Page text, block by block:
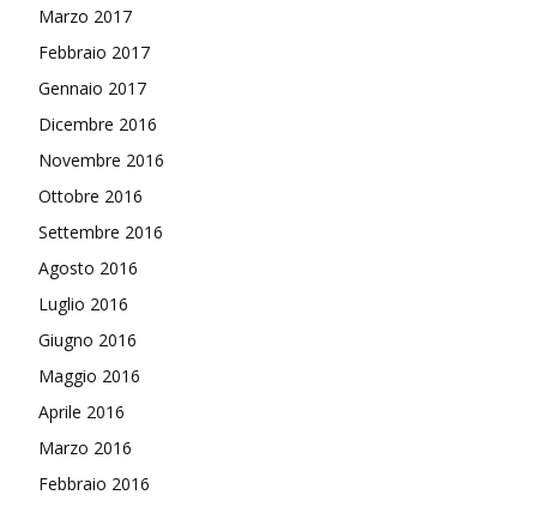
Marzo 2017
Febbraio 2017
Gennaio 2017
Dicembre 2016
Novembre 2016
Ottobre 2016
Settembre 2016
Agosto 2016
Luglio 2016
Giugno 2016
Maggio 2016
Aprile 2016
Marzo 2016
Febbraio 2016